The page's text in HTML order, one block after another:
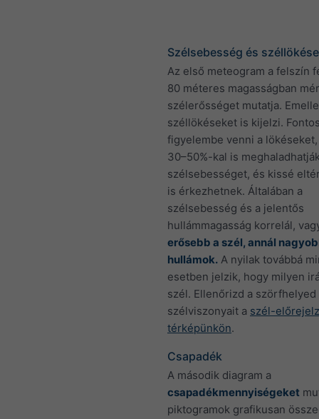
Szélsebesség és
Az első meteogram a felszín
80 méteres magasságban
szélerősséget mutatja.
széllökéseket is kijelzi.
figyelembe venni a
30–50%-kal is
szélsebességet, és kissé
is érkezhetnek. Általában a
szélsebesség és a jelentős
hullámmagasság korrelál,
erősebb a szél, annál
hullámok. A nyilak továbbá
esetben jelzik, hogy milyen
szél. Ellenőrizd a szörfhelyed
szélviszonyait a szél-
térképünkön.
Csapadék
A második diagram a
csapadékmennyiségeket
piktogramok grafikusan